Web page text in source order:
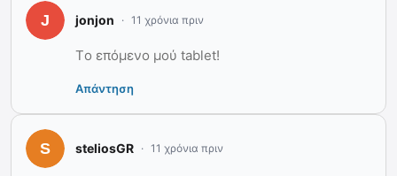
jonjon 11 χρόνια πριν
Τo επόμενο μού tablet!
Απάντηση
steliosGR 11 χρόνια πριν